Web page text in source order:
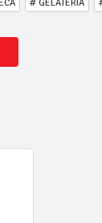
# GELATERIA